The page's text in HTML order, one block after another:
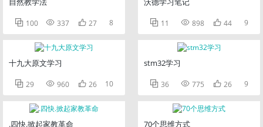
 100  337  27 8
十九大原文学习
 29  960  26 10
.四快.掀起家教革命
 11  898  44 9
stm32学习
 36  775  26 9
70个思维方式